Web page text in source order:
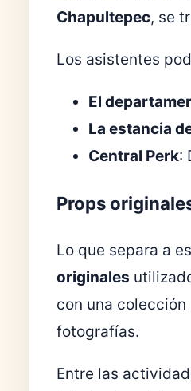
Chapultepec, se
Los asistentes
El
La estancia
Central Perk:
Props
Lo que separa a
originales
con una colección
fotografías.
Entre las